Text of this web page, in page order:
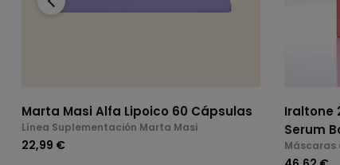
Marta Masi Alfa Lipoico 60 Cápsulas
Línea Suplementación Marta Masi
22,99 €
Iraltone
Serum
Máscaras